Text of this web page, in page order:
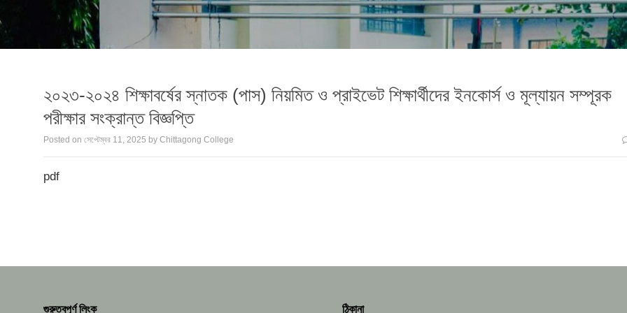
২০২৩-২০২৪ শিক্ষাবর্ষের স্নাতক (পাস) নিয়মিত ও প্রাইভেট শিক্ষার্থীদের ইনকোর্স ও মূল্যায়ন সম্পূরক
পরীক্ষার সংক্রান্ত বিজ্ঞপ্তি
Posted on সেপ্টেম্বর 11, 2025 by Chittagong College
pdf
গুরুত্বপূর্ণ লিংক ঠিকানা